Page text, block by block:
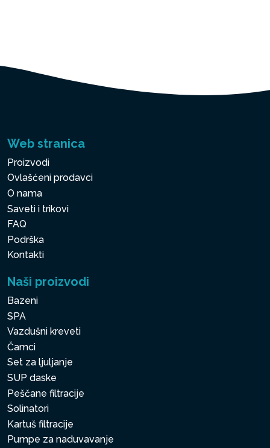
Web stranica
Proizvodi
Ovlašćeni prodavci
O nama
Saveti i trikovi
FAQ
Podrška
Kontakti
Naši proizvodi
Bazeni
SPA
Vazdušni kreveti
Čamci
Set za ljuljanje
SUP daske
Peščane filtracije
Solinatori
Kartuš filtracije
Pumpe za naduvavanje